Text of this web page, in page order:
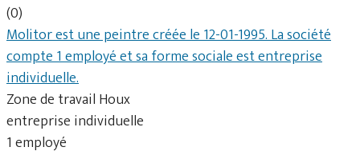
(0)
Molitor est une peintre créée le 12-01-1995. La société
compte 1 employé et sa forme sociale est entreprise
individuelle.
Zone de travail Houx
entreprise individuelle
1 employé